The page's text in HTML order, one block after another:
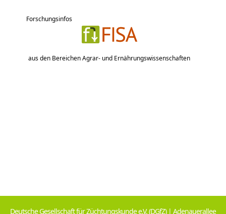
Forschungsinfos
aus den Bereichen Agrar- und Ernährungswissenschaften
Deutsche Gesellschaft für Züchtungskunde e.V. (DGfZ) | Adenauerallee